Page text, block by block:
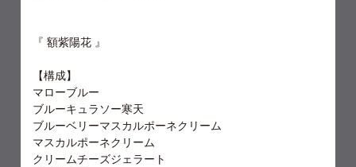
『 額紫陽花 』
【構成】
マローブルー
ブルーキュラソー寒天
ブルーベリーマスカルポーネクリーム
マスカルポーネクリーム
クリームチーズジェラート